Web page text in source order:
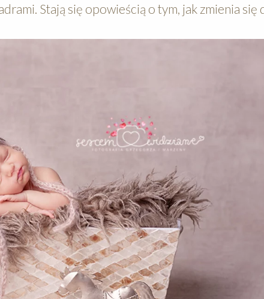
Stają się opowieścią o tym, jak zmienia się